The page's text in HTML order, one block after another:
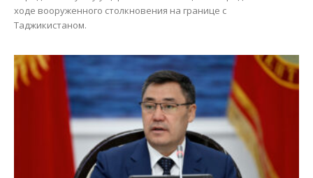
ходе вооруженного столкновения на границе с
Таджикистаном.